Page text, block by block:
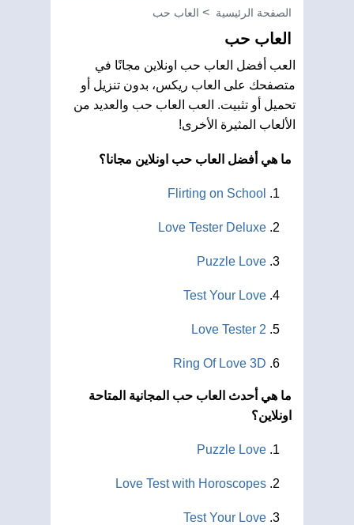
الصفحة الرئيسية العاب حب
العاب حب
العب أفضل العاب حب اونلاين مجانًا في
متصفحك على العاب ريكس، بدون تنزيل أو
تحميل أو تثبيت. العب العاب حب والعديد من
الألعاب المثيرة الأخرى!
ما هي أفضل العاب حب اونلاين مجانا؟
Flirting on School
Love Tester Deluxe
Puzzle Love
Test Your Love
Love Tester 2
Ring Of Love 3D
ما هي أحدث العاب حب المجانية المتاحة
اونلاين؟
Puzzle Love
Love Test with Horoscopes
Test Your Love